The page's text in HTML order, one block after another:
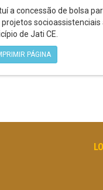
a concessão de bolsa
projetos
de Jati­ CE.
PÁGINA